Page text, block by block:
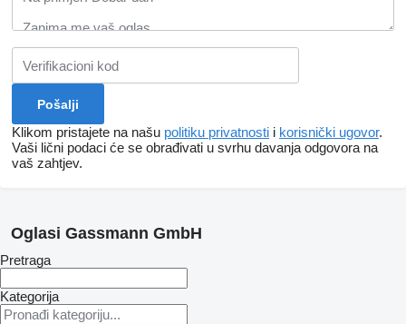
Klikom pristajete na našu politiku privatnosti i korisnički ugovor.
Vaši lični podaci će se obrađivati ​​u svrhu davanja odgovora na
vaš zahtjev.
Oglasi Gassmann GmbH
Pretraga
Kategorija